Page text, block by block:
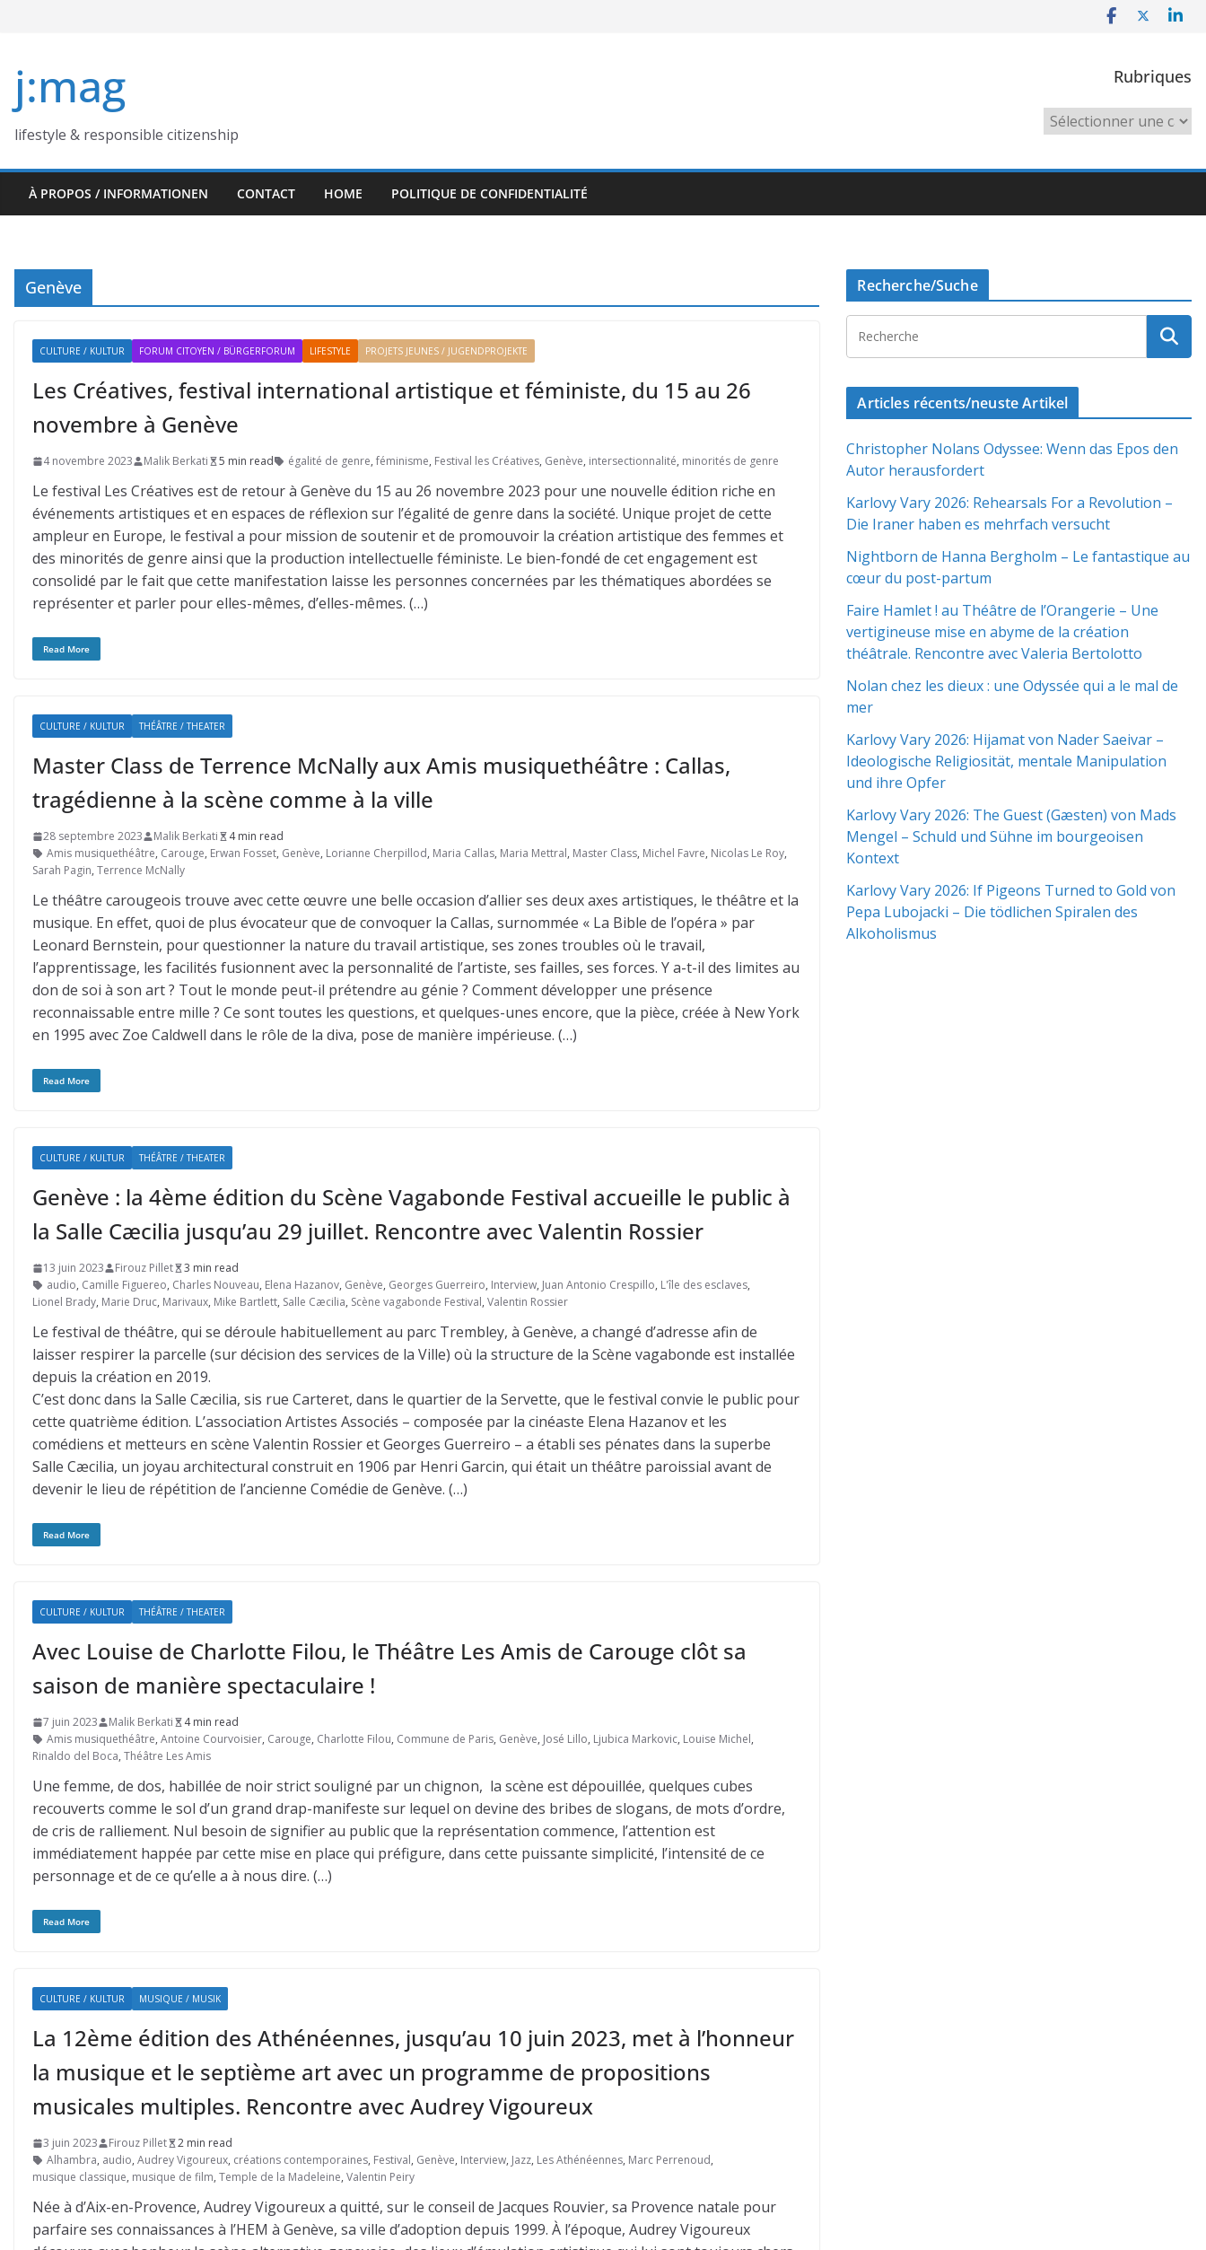
j:mag
lifestyle & responsible citizenship
Rubriques
Rubriques
À PROPOS / INFORMATIONEN CONTACT HOME POLITIQUE DE CONFIDENTIALITÉ
Genève
CULTURE / KULTUR FORUM CITOYEN / BÜRGERFORUM LIFESTYLE PROJETS JEUNES / JUGENDPROJEKTE
Les Créatives, festival international artistique et féministe, du 15 au 26
novembre à Genève
4 novembre 2023 Malik Berkati 5 min read égalité de genre, féminisme, Festival les Créatives, Genève, intersectionnalité, minorités de genre
Le festival Les Créatives est de retour à Genève du 15 au 26 novembre 2023 pour une nouvelle édition riche en
événements artistiques et en espaces de réflexion sur l’égalité de genre dans la société. Unique projet de cette
ampleur en Europe, le festival a pour mission de soutenir et de promouvoir la création artistique des femmes et
des minorités de genre ainsi que la production intellectuelle féministe. Le bien-fondé de cet engagement est
consolidé par le fait que cette manifestation laisse les personnes concernées par les thématiques abordées se
représenter et parler pour elles-mêmes, d’elles-mêmes. (…)
Read More
CULTURE / KULTUR THÉÂTRE / THEATER
Master Class de Terrence McNally aux Amis musiquethéâtre : Callas,
tragédienne à la scène comme à la ville
28 septembre 2023 Malik Berkati
4 min read
Amis musiquethéâtre, Carouge, Erwan Fosset, Genève, Lorianne Cherpillod, Maria Callas, Maria Mettral, Master Class, Michel Favre, Nicolas Le Roy,
Sarah Pagin, Terrence McNally
Le théâtre carougeois trouve avec cette œuvre une belle occasion d’allier ses deux axes artistiques, le théâtre et la
musique. En effet, quoi de plus évocateur que de convoquer la Callas, surnommée « La Bible de l’opéra » par
Leonard Bernstein, pour questionner la nature du travail artistique, ses zones troubles où le travail,
l’apprentissage, les facilités fusionnent avec la personnalité de l’artiste, ses failles, ses forces. Y a-t-il des limites au
don de soi à son art ? Tout le monde peut-il prétendre au génie ? Comment développer une présence
reconnaissable entre mille ? Ce sont toutes les questions, et quelques-unes encore, que la pièce, créée à New York
en 1995 avec Zoe Caldwell dans le rôle de la diva, pose de manière impérieuse. (…)
Read More
CULTURE / KULTUR THÉÂTRE / THEATER
Genève : la 4ème édition du Scène Vagabonde Festival accueille le public à
la Salle Cæcilia jusqu’au 29 juillet. Rencontre avec Valentin Rossier
13 juin 2023 Firouz Pillet
3 min read
audio, Camille Figuereo, Charles Nouveau, Elena Hazanov, Genève, Georges Guerreiro, Interview, Juan Antonio Crespillo, L'île des esclaves,
Lionel Brady, Marie Druc, Marivaux, Mike Bartlett, Salle Cæcilia, Scène vagabonde Festival, Valentin Rossier
Le festival de théâtre, qui se déroule habituellement au parc Trembley, à Genève, a changé d’adresse afin de
laisser respirer la parcelle (sur décision des services de la Ville) où la structure de la Scène vagabonde est installée
depuis la création en 2019.
C’est donc dans la Salle Cæcilia, sis rue Carteret, dans le quartier de la Servette, que le festival convie le public pour
cette quatrième édition. L’association Artistes Associés – composée par la cinéaste Elena Hazanov et les
comédiens et metteurs en scène Valentin Rossier et Georges Guerreiro – a établi ses pénates dans la superbe
Salle Cæcilia, un joyau architectural construit en 1906 par Henri Garcin, qui était un théâtre paroissial avant de
devenir le lieu de répétition de l’ancienne Comédie de Genève. (…)
Read More
CULTURE / KULTUR THÉÂTRE / THEATER
Avec Louise de Charlotte Filou, le Théâtre Les Amis de Carouge clôt sa
saison de manière spectaculaire !
7 juin 2023 Malik Berkati
4 min read
Amis musiquethéâtre, Antoine Courvoisier, Carouge, Charlotte Filou, Commune de Paris, Genève, José Lillo, Ljubica Markovic, Louise Michel,
Rinaldo del Boca, Théâtre Les Amis
Une femme, de dos, habillée de noir strict souligné par un chignon, la scène est dépouillée, quelques cubes
recouverts comme le sol d’un grand drap-manifeste sur lequel on devine des bribes de slogans, de mots d’ordre,
de cris de ralliement. Nul besoin de signifier au public que la représentation commence, l’attention est
immédiatement happée par cette mise en place qui préfigure, dans cette puissante simplicité, l’intensité de ce
personnage et de ce qu’elle a à nous dire. (…)
Read More
CULTURE / KULTUR MUSIQUE / MUSIK
La 12ème édition des Athénéennes, jusqu’au 10 juin 2023, met à l’honneur
la musique et le septième art avec un programme de propositions
musicales multiples. Rencontre avec Audrey Vigoureux
3 juin 2023 Firouz Pillet
2 min read
Alhambra, audio, Audrey Vigoureux, créations contemporaines, Festival, Genève, Interview, Jazz, Les Athénéennes, Marc Perrenoud,
musique classique, musique de film, Temple de la Madeleine, Valentin Peiry
Née à d’Aix-en-Provence, Audrey Vigoureux a quitté, sur le conseil de Jacques Rouvier, sa Provence natale pour
parfaire ses connaissances à l’HEM à Genève, sa ville d’adoption depuis 1999. À l’époque, Audrey Vigoureux
Recherche/Suche
Articles récents/neuste Artikel
Christopher Nolans Odyssee: Wenn das Epos den
Autor herausfordert
Karlovy Vary 2026: Rehearsals For a Revolution –
Die Iraner haben es mehrfach versucht
Nightborn de Hanna Bergholm – Le fantastique au
cœur du post-partum
Faire Hamlet ! au Théâtre de l’Orangerie – Une
vertigineuse mise en abyme de la création
théâtrale. Rencontre avec Valeria Bertolotto
Nolan chez les dieux : une Odyssée qui a le mal de
mer
Karlovy Vary 2026: Hijamat von Nader Saeivar​​ –
Ideologische Religiosität, mentale Manipulation
und ihre Opfer
Karlovy Vary 2026: The Guest (Gæsten) von Mads
Mengel – Schuld und Sühne im bourgeoisen
Kontext
Karlovy Vary 2026: If Pigeons Turned to Gold von
Pepa Lubojacki – Die tödlichen Spiralen des
Alkoholismus